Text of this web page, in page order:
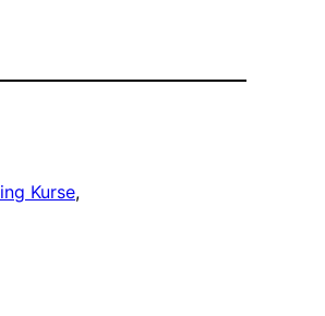
Kurse